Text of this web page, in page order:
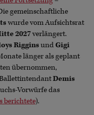
gemeinschaftliche
wurde vom Aufsichtsrat
2027verlängert.
RigginsundGigi
länger als geplant
übernommen,
Demis
Vorwürfe das
berichtete).